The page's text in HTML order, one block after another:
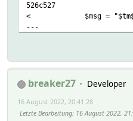
526c527
< $msg =
---
---
> $msg =
> my $valueAlignRight
647c649
breaker27
Developer
16 August 2022, 20:41:28
Letzte Bearbeitung: 16 August 2022,